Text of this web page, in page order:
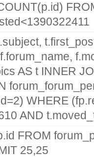
AS t INNER
WHERE
AND
FROM
25,25